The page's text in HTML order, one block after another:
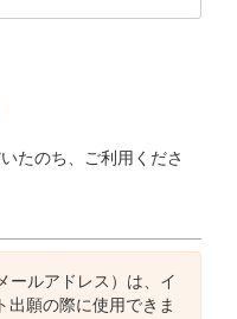
たのち、ご利用くださ
ルアドレス）は、イ
出願の際に使用できま